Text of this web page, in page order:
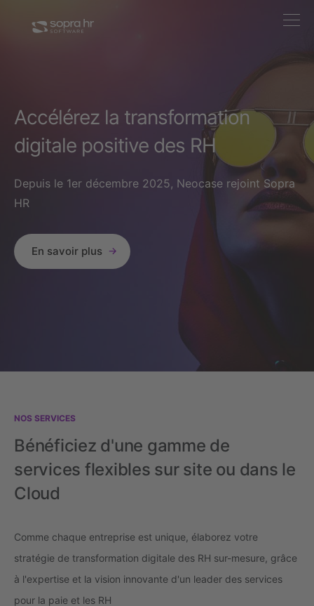
Accélérez la transformation
digitale positive des RH
Depuis le 1er décembre 2025, Neocase rejoint Sopra
HR
En savoir plus
NOS SERVICES
Bénéficiez d'une gamme de
services flexibles sur site ou dans le
Cloud
Comme chaque entreprise est unique, élaborez votre
stratégie de transformation digitale des RH sur-mesure, grâce
à l'expertise et la vision innovante d'un leader des services
pour la paie et les RH